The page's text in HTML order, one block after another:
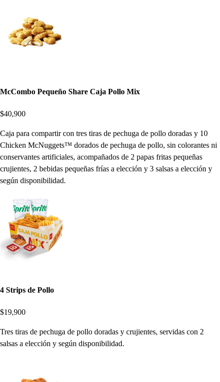
McCombo Pequeño Share Caja Pollo Mix
$40,900
Caja para compartir con tres tiras de pechuga de pollo doradas y 10
Chicken McNuggets™ dorados de pechuga de pollo, sin colorantes ni
conservantes artificiales, acompañados de 2 papas fritas pequeñas
crujientes, 2 bebidas pequeñas frías a elección y 3 salsas a elección y
según disponibilidad.
4 Strips de Pollo
$19,900
Tres tiras de pechuga de pollo doradas y crujientes, servidas con 2
salsas a elección y según disponibilidad.